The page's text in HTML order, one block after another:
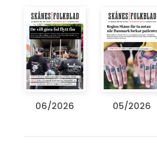
06/2026 05/2026